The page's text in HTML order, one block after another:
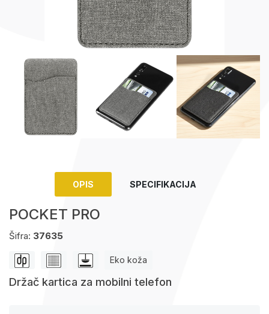
OPIS SPECIFIKACIJA
POCKET PRO
Šifra: 37635
Eko koža
Držač kartica za mobilni telefon
Kompjuterska oprema